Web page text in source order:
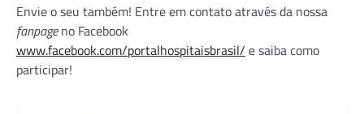
Envie o seu também! Entre em contato através da nossa
fanpageno Facebook
www.facebook.com/portalhospitaisbrasil/ e saiba como
participar!